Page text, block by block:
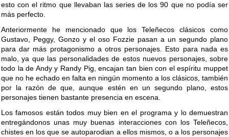
esto con el ritmo que llevaban las series de los 90 que no podía ser
más perfecto.
Anteriormente he mencionado que los Teleñecos clásicos como
Gustavo, Peggy, Gonzo y el oso Fozzie pasan a un segundo plano
para dar más protagonismo a otros personajes. Esto para nada es
malo, ya que las personalidades de estos nuevos personajes, sobre
todo la de Andy y Randy Pig, encajan tan bien con el espíritu muppet
que no he echado en falta en ningún momento a los clásicos, también
por la razón de que, aunque estén en un segundo plano, estos
personajes tienen bastante presencia en escena.
Los famosos están todos muy bien en el programa y lo demuestran
entregándonos unas muy buenas interacciones con los Teleñecos,
chistes en los que se autoparodian a ellos mismos, o a los personajes